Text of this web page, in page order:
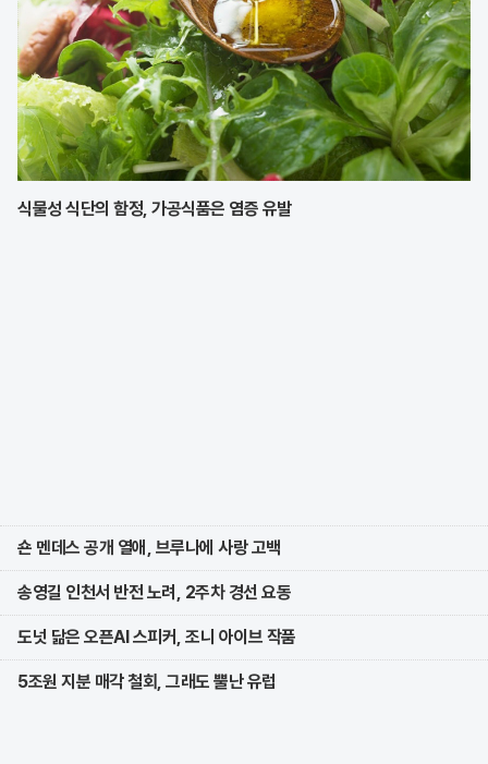
식물성 식단의 함정, 가공식품은 염증 유발
숀 멘데스 공개 열애, 브루나에 사랑 고백
송영길 인천서 반전 노려, 2주차 경선 요동
도넛 닮은 오픈AI 스피커, 조니 아이브 작품
5조원 지분 매각 철회, 그래도 뿔난 유럽